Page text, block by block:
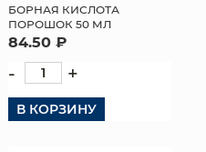
БОРНАЯ КИСЛОТА
ПОРОШОК 50 МЛ
84.50 ₽
- +
В КОРЗИНУ